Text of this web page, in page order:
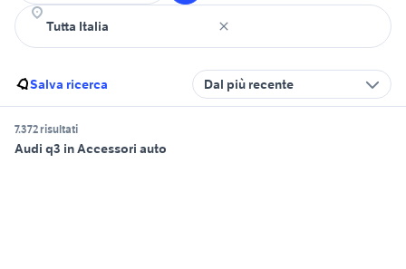
Salva ricerca Dal più recente
7.372 risultati
Audi q3 in Accessori auto